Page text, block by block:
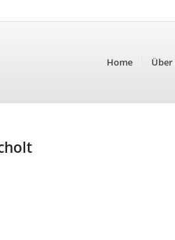
Home Über